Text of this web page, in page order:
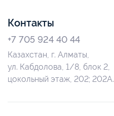
Контакты
+7 705 924 40 44
Казахстан, г. Алматы,
ул. Кабдолова, 1/8, блок 2,
цокольный этаж, 202; 202А.